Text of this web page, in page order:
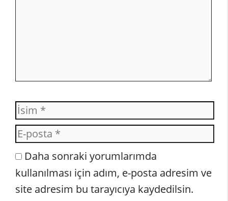
İsim
E-
İnternet
sitesi
Daha sonraki yorumlarımda
kullanılması için adım, e-posta adresim ve
site adresim bu tarayıcıya kaydedilsin.